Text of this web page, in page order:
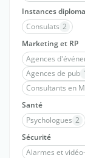
Instances
Consulats 2
Marketing et RP
Agences
Agences de pub 1
Consultants en
Santé
Psychologues 2
Sécurité
Alarmes et